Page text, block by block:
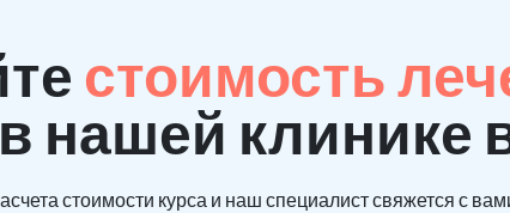
стоимость
в нашей клинике
стоимости курса и наш специалист свяжется с